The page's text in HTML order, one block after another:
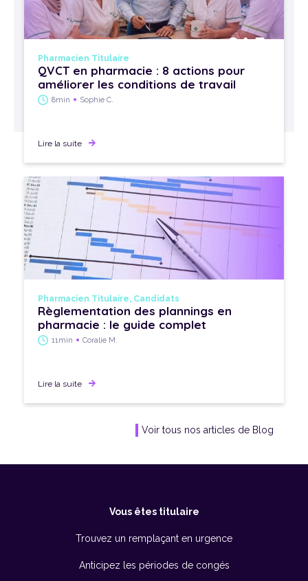
Pharmacien Titulaire
QVCT en pharmacie : 8 actions pour
améliorer les conditions de travail
8min Sophie C.
Lire la suite
Pharmacien Titulaire, Candidats
Règlementation des plannings en
pharmacie : le guide complet
11min Coralie M.
Lire la suite
Voir tous nos articles de Blog
Vous êtes titulaire
Trouvez un remplaçant en urgence
Anticipez les périodes de congés